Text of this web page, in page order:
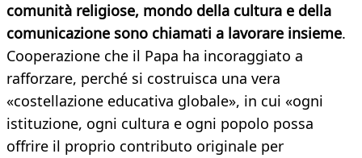
comunità religiose, mondo della cultura e della
comunicazione sono chiamati a lavorare insieme.
Cooperazione che il Papa ha incoraggiato a
rafforzare, perché si costruisca una vera
«costellazione educativa globale», in cui «ogni
istituzione, ogni cultura e ogni popolo possa
offrire il proprio contributo originale per